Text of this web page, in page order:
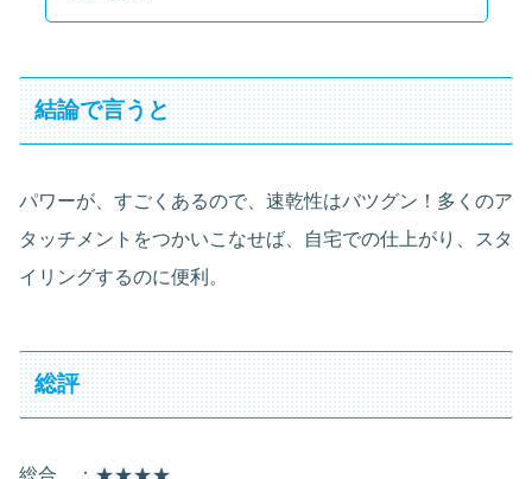
結論で言うと
パワーが、すごくあるので、速乾性はバツグン！多くのア
タッチメントをつかいこなせば、自宅での仕上がり、スタ
イリングするのに便利。
総評
総合 ：★★★★